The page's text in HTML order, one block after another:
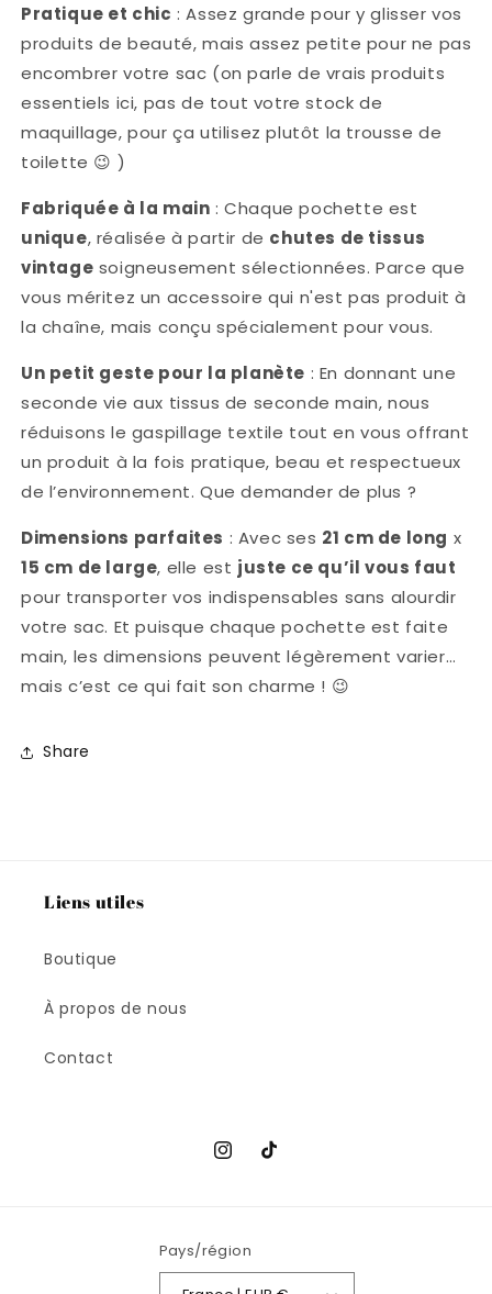
Pratique et chic : Assez grande pour y glisser vos
produits de beauté, mais assez petite pour ne pas
encombrer votre sac (on parle de vrais produits
essentiels ici, pas de tout votre stock de
maquillage, pour ça utilisez plutôt la trousse de
toilette 😉 )
Fabriquée à la main : Chaque pochette est
unique, réalisée à partir de chutes de tissus
vintage soigneusement sélectionnées. Parce que
vous méritez un accessoire qui n'est pas produit à
la chaîne, mais conçu spécialement pour vous.
Un petit geste pour la planète : En donnant une
seconde vie aux tissus de seconde main, nous
réduisons le gaspillage textile tout en vous offrant
un produit à la fois pratique, beau et respectueux
de l’environnement. Que demander de plus ?
Dimensions parfaites : Avec ses 21 cm de long x
15 cm de large, elle est juste ce qu’il vous faut
pour transporter vos indispensables sans alourdir
votre sac. Et puisque chaque pochette est faite
main, les dimensions peuvent légèrement varier…
mais c’est ce qui fait son charme ! 😉
Share
Liens utiles
Boutique
À propos de nous
Contact
Instagram
TikTok
Pays/région